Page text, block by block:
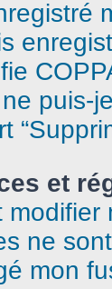
puis-
et
modifier
ne
mon